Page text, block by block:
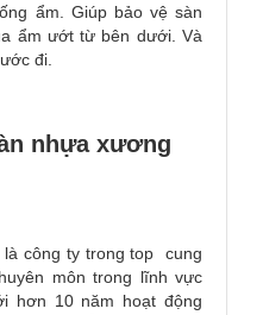
ẩm. Giúp bảo vệ sàn
ẩm ướt từ bên dưới. Và
đi.
nhựa xương
là công ty trong top cung
môn trong lĩnh vực
hơn 10 năm hoạt động